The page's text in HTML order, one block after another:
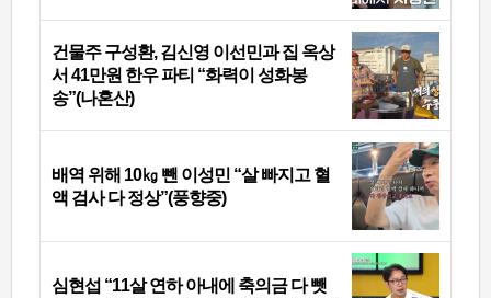
건물주 구성환, 김신영 이선민과 집 옥상
서 41만원 한우 파티 “화력이 성화봉
송”(나혼산)
배역 위해 10㎏ 뺀 이성민 “살 빠지고 혈
액 검사 다 정상”(풍향중)
심현섭 “11살 연하 아내에 축의금 다 뺏